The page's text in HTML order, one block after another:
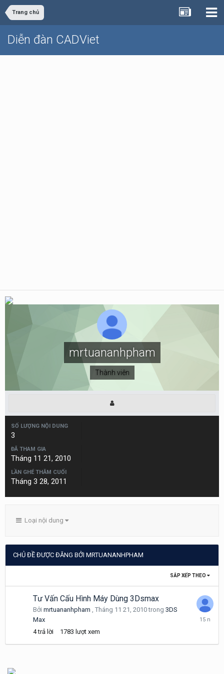
Trang chủ
Diễn đàn CADViet
mrtuananhpham
Thành viên
SỐ LƯỢNG NỘI DUNG
3
ĐÃ THAM GIA
Tháng 11 21, 2010
LẦN GHÉ THĂM CUỐI
Tháng 3 28, 2011
Loại nội dung
CHỦ ĐỀ ĐƯỢC ĐĂNG BỞI MRTUANANHPHAM
SẮP XẾP THEO
Tư Vấn Cấu Hình Máy Dùng 3Dsmax
Bởi mrtuananhpham , Tháng 11 21, 2010trong 3DS
Max
4 trả lời 1783 lượt xem
Tháng
2010